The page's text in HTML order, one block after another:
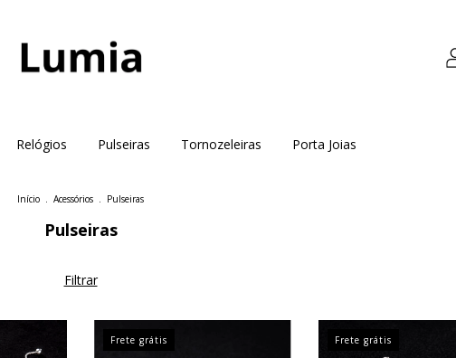
Relógios Pulseiras Tornozeleiras Porta Joias
Início . Acessórios . Pulseiras
Pulseiras
Filtrar
Frete grátis Frete grátis